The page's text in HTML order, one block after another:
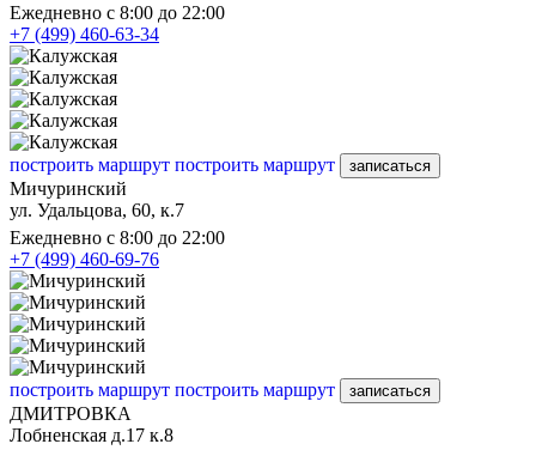
Ежедневно с 8:00 до 22:00
+7 (499) 460-63-34
построить маршрут построить маршрут записаться
Мичуринский
ул. Удальцова, 60, к.7
Ежедневно с 8:00 до 22:00
+7 (499) 460-69-76
построить маршрут построить маршрут записаться
ДМИТРОВКА
Лобненская д.17 к.8